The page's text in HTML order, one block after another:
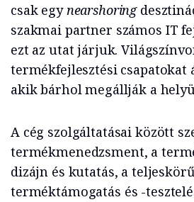
csak egynearshoring
szakmai partner számos IT
ezt az utat járjuk.
termékfejlesztési csapatokat
akik bárhol megállják a
A cég szolgáltatásai között
termékmenedzsment, a
dizájn és kutatás, a
terméktámogatás és -